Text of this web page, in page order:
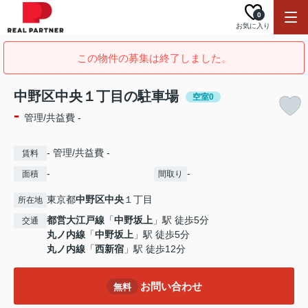
お気に入り
0
この物件の募集は終了しました。
中野区中央１丁目の駐車場 空室0
- 管理/共益費 -
賃料 - 管理/共益費 -
面積 - 間取り -
所在地 東京都中野区中央 １丁目
交通 都営大江戸線 「中野坂上 」駅 徒歩5分
丸ノ内線 「中野坂上 」駅 徒歩5分
丸ノ内線 「西新宿 」駅 徒歩12分
無料 お問い合わせ